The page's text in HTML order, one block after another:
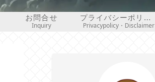
お問合せ
Inquiry
プライバシーポリシー・免責事項
Privacypolicy・Disclaimer